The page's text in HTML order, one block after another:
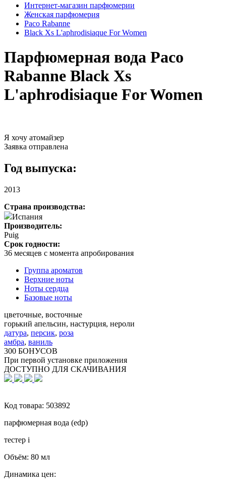
Интернет-магазин парфюмерии
Женская парфюмерия
Paco Rabanne
Black Xs L'aphrodisiaque For Women
Парфюмерная вода Paco
Rabanne Black Xs
L'aphrodisiaque For Women
Я хочу атомайзер
Заявка отправлена
Год выпуска:
2013
Страна производства:
Испания
Производитель:
Puig
Срок годности:
36 месяцев с момента апробирования
Группа ароматов
Верхние ноты
Ноты сердца
Базовые ноты
цветочные, восточные
горький апельсин, настурция, нероли
датура, персик, роза
амбра, ваниль
300 БОНУСОВ
При первой установке приложения
ДОСТУПНО ДЛЯ СКАЧИВАНИЯ
Код товара: 503892
парфюмерная вода (edp)
тестер i
Объём: 80 мл
Динамика цен: